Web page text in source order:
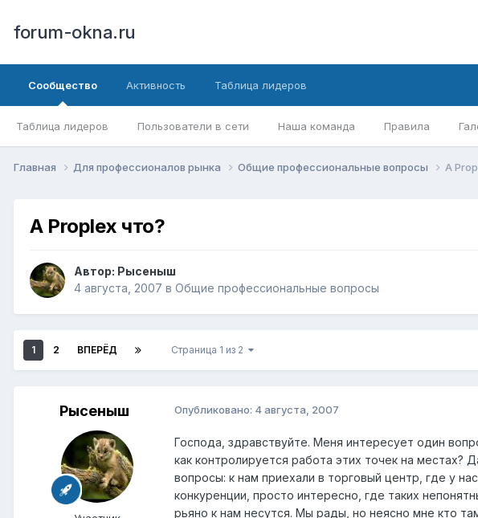
forum-okna.ru
Сообщество
Таблица лидеров Пользователи в сети Наша команда Правила
Активность Таблица лидеров
Главная Для профессионалов рынка Общие профессиональные вопросы А
А Proplex что?
Автор: Рысеныш
4 августа, 2007 в Общие профессиональные вопросы
1 2 ВПЕРЁД Страница 1 из 2
Рысеныш Опубликовано: 4 августа, 2007
Господа, здравствуйте. Меня интересует один
как контролируется работа этих точек на местах?
вопросы: к нам приехали в торговый центр, где у
конкуренции, просто интересно, где таких
рьяно к нам несутся. Мы рады, но неясно мне кто